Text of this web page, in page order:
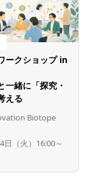
ークショップ in
一緒に「探究・
える
Biotope
日（火）16:00～